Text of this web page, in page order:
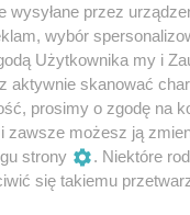
Vandoorne,
Zaciąg z Russellem,
on z nich wszystkich
w tym sezonie
wysyłane przez
wybór
Użytkownika my i
aktywnie skanować
prosimy o zgodę na
zawsze możesz ją
strony
. Niektóre
się takiemu